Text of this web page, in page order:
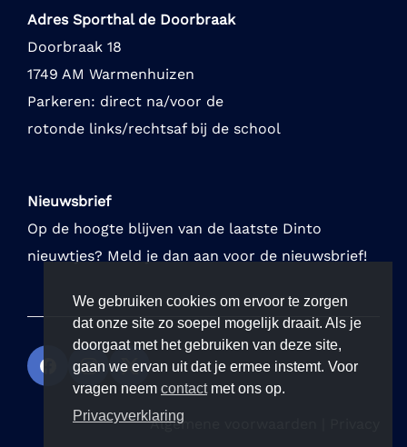
Adres Sporthal de Doorbraak
Doorbraak 18
1749 AM Warmenhuizen
Parkeren: direct na/voor de
rotonde links/rechtsaf bij de school
Nieuwsbrief
Op de hoogte blijven van de laatste Dinto
nieuwtjes? Meld je dan aan voor de nieuwsbrief!
Algemene voorwaarden
We gebruiken cookies om ervoor te zorgen
dat onze site zo soepel mogelijk draait. Als je
doorgaat met het gebruiken van deze site,
gaan we ervan uit dat je ermee instemt. Voor
vragen neem contactmet ons op.
Privacyverklaring